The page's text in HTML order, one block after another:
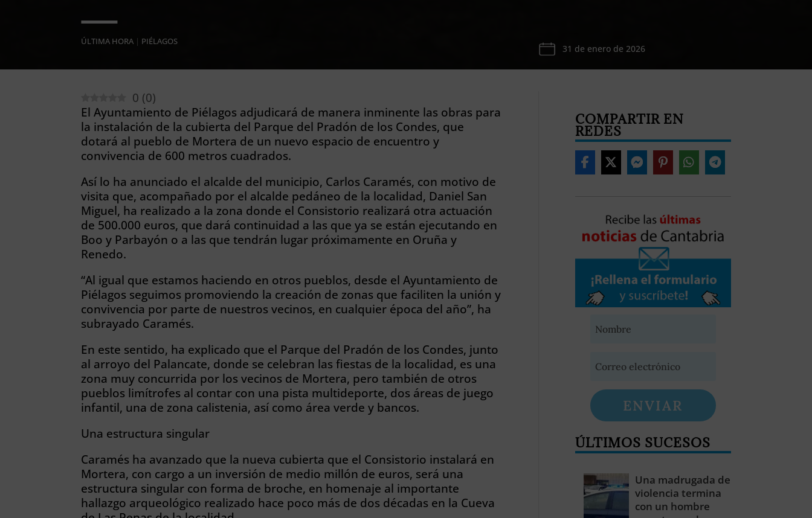
ÚLTIMA HORA | PIÉLAGOS
31 de enero de 2026
0 (0)
El Ayuntamiento de Piélagos adjudicará de manera inminente las obras para
la instalación de la cubierta del Parque del Pradón de los Condes, que
dotará al pueblo de Mortera de un nuevo espacio de encuentro y
convivencia de 600 metros cuadrados.
Así lo ha anunciado el alcalde del municipio, Carlos Caramés, con motivo de
visita que, acompañado por el alcalde pedáneo de la localidad, Daniel San
Miguel, ha realizado a la zona donde el Consistorio realizará otra actuación
de 500.000 euros, que dará continuidad a las que ya se están ejecutando en
Boo y Parbayón o a las que tendrán lugar próximamente en Oruña y
Renedo.
“Al igual que estamos haciendo en otros pueblos, desde el Ayuntamiento de
Piélagos seguimos promoviendo la creación de zonas que faciliten la unión y
convivencia por parte de nuestros vecinos, en cualquier época del año”, ha
subrayado Caramés.
En este sentido, ha explicado que el Parque del Pradón de los Condes, junto
al arroyo del Palancate, donde se celebran las fiestas de la localidad, es una
zona muy concurrida por los vecinos de Mortera, pero también de otros
pueblos limítrofes al contar con una pista multideporte, dos áreas de juego
infantil, una de zona calistenia, así como área verde y bancos.
Una estructura singular
Caramés ha avanzado que la nueva cubierta que el Consistorio instalará en
Mortera, con cargo a un inversión de medio millón de euros, será una
estructura singular con forma de broche, en homenaje al importante
hallazgo arqueológico realizado hace poco más de dos décadas en la Cueva
COMPARTIR EN
REDES
ENVIAR
ÚLTIMOS SUCESOS
Una madrugada de
violencia termina
con un hombre